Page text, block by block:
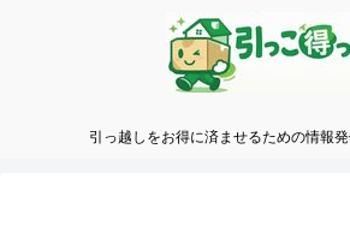
引っ越しをお得に済ませるための情報発